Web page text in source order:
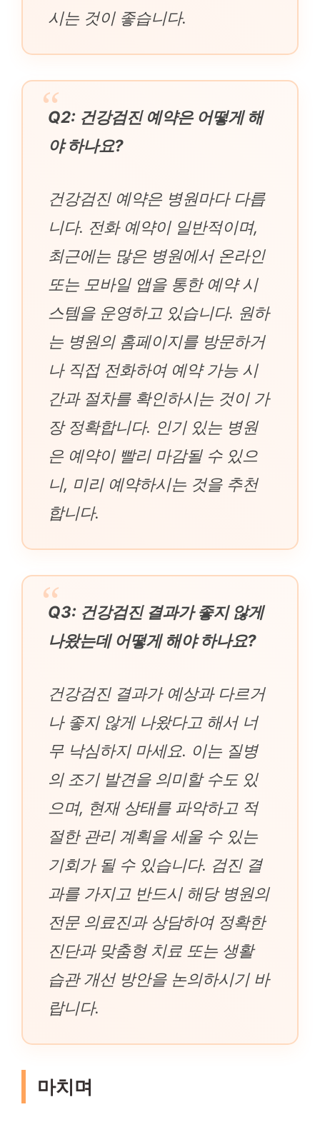
시는 것이 좋습니다.
Q2: 건강검진 예약은 어떻게 해
야 하나요?
건강검진 예약은 병원마다 다릅
니다. 전화 예약이 일반적이며,
최근에는 많은 병원에서 온라인
또는 모바일 앱을 통한 예약 시
스템을 운영하고 있습니다. 원하
는 병원의 홈페이지를 방문하거
나 직접 전화하여 예약 가능 시
간과 절차를 확인하시는 것이 가
장 정확합니다. 인기 있는 병원
은 예약이 빨리 마감될 수 있으
니, 미리 예약하시는 것을 추천
합니다.
Q3: 건강검진 결과가 좋지 않게
나왔는데 어떻게 해야 하나요?
건강검진 결과가 예상과 다르거
나 좋지 않게 나왔다고 해서 너
무 낙심하지 마세요. 이는 질병
의 조기 발견을 의미할 수도 있
으며, 현재 상태를 파악하고 적
절한 관리 계획을 세울 수 있는
기회가 될 수 있습니다. 검진 결
과를 가지고 반드시 해당 병원의
전문 의료진과 상담하여 정확한
진단과 맞춤형 치료 또는 생활
습관 개선 방안을 논의하시기 바
랍니다.
마치며